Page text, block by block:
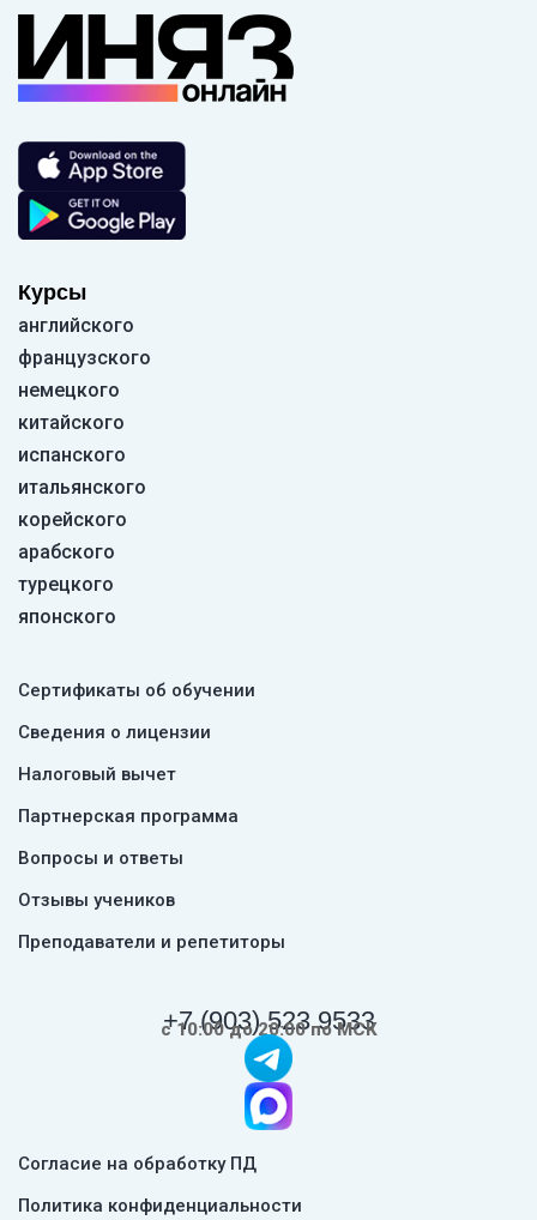
Курсы
английского
французского
немецкого
китайского
испанского
итальянского
корейского
арабского
турецкого
японского
Сертификаты об обучении
Сведения о лицензии
Налоговый вычет
Партнерская программа
Вопросы и ответы
Отзывы учеников
Преподаватели и репетиторы
+7 (903) 523 9533
с 10:00 до 20:00 по МСК
Согласие на обработку ПД
Политика конфиденциальности